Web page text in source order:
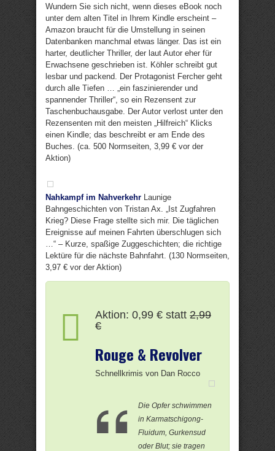
Wundern Sie sich nicht, wenn dieses eBook noch
unter dem alten Titel in Ihrem Kindle erscheint –
Amazon braucht für die Umstellung in seinen
Datenbanken manchmal etwas länger. Das ist ein
harter, deutlicher Thriller, der laut Autor eher für
Erwachsene geschrieben ist. Köhler schreibt gut
lesbar und packend. Der Protagonist Fercher geht
durch alle Tiefen … „ein faszinierender und
spannender Thriller“, so ein Rezensent zur
Taschenbuchausgabe. Der Autor verlost unter den
Rezensenten mit den meisten „Hilfreich“ Klicks
einen Kindle; das beschreibt er am Ende des
Buches. (ca. 500 Normseiten, 3,99 € vor der
Aktion)
Nahkampf im Nahverkehr Launige
Bahngeschichten von Tristan Ax. „Ist Zugfahren
Krieg? Diese Frage stellte sich mir. Die täglichen
Ereignisse auf meinen Fahrten überschlugen sich
…“ – Kurze, spaßige Zuggeschichten; die richtige
Lektüre für die nächste Bahnfahrt. (130 Normseiten,
3,97 € vor der Aktion)
Aktion: 0,99 € statt 2,99
€
Rouge & Revolver
Schnellkrimis von Dan Rocco
Die Opfer schwimmen
in Karmatschigong-
Fluidum, Gurkensud
oder Blut; sie tragen